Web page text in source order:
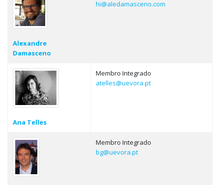
Alexandre
Damasceno
hi@aledamasceno.com
Ana Telles
Membro Integrado
atelles@uevora.pt
Membro Integrado
bg@uevora.pt